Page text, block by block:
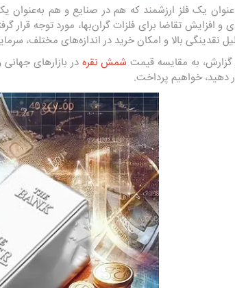
یک فلز ارزشمند که هم در صنایع و هم به‌عنوان
و افزایش تقاضا برای فلزات گران‌بها، مورد توجه
نقدینگی بالا و امکان خرید در اندازه‌های مختلف،
گزارش، به مقایسه قیمت شمش نقره در بازارهای
دهید، خواهیم پرداخت.